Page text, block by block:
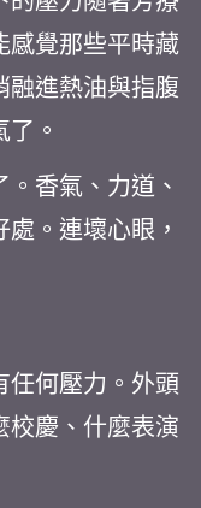
感覺那些平時藏
進熱油與指腹
。
香氣、力道、
。連壞心眼，
任何壓力。外頭
校慶、什麼表演